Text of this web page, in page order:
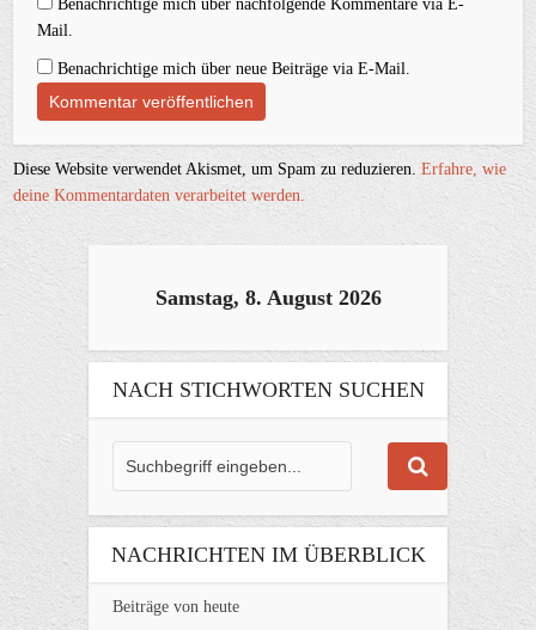
Benachrichtige mich über nachfolgende Kommentare via E-
Mail.
Benachrichtige mich über neue Beiträge via E-Mail.
Diese Website verwendet Akismet, um Spam zu reduzieren.Erfahre, wie
deine Kommentardaten verarbeitet werden.
Samstag, 8. August 2026
NACH STICHWORTEN SUCHEN
NACHRICHTEN IM ÜBERBLICK
Beiträge von heute